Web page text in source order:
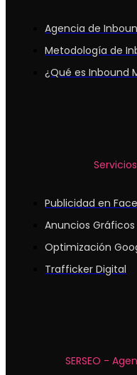
Agencia de
Metodología de
¿Qué es Inbound
Publicidad en
Anuncios Gráficos
Optimización
Trafficker Digital
SERSEO -